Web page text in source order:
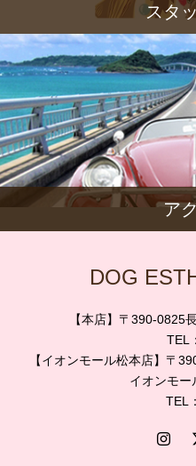
スタ
ア
DOG
【本店】〒390-0825
TEL：
【イオンモール松本店】〒
イオンモー
TEL：